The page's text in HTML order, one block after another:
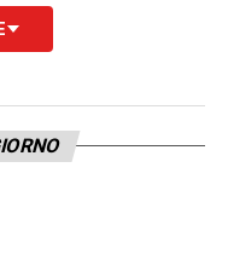
il match